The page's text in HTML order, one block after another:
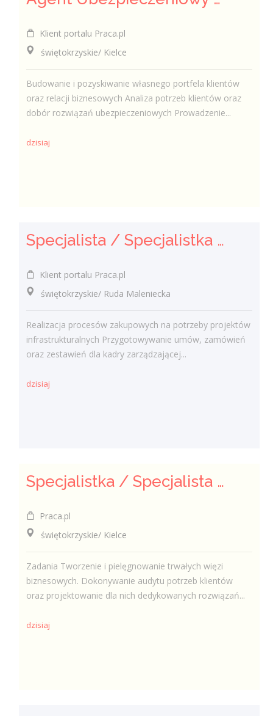
Klient portalu Praca.pl
świętokrzyskie/ Kielce
Budowanie i pozyskiwanie własnego portfela klientów
oraz relacji biznesowych Analiza potrzeb klientów oraz
dobór rozwiązań ubezpieczeniowych Prowadzenie...
dzisiaj
Specjalista / Specjalistka ds. Zakupów
Klient portalu Praca.pl
świętokrzyskie/ Ruda Maleniecka
Realizacja procesów zakupowych na potrzeby projektów
infrastrukturalnych Przygotowywanie umów, zamówień
oraz zestawień dla kadry zarządzającej...
dzisiaj
Specjalistka / Specjalista ds. Sprzedaży ubezpieczeń
Praca.pl
świętokrzyskie/ Kielce
Zadania Tworzenie i pielęgnowanie trwałych więzi
biznesowych. Dokonywanie audytu potrzeb klientów
oraz projektowanie dla nich dedykowanych rozwiązań...
dzisiaj